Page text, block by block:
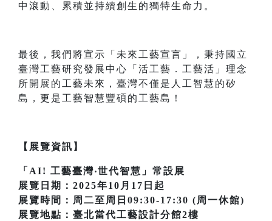
中滾動、累積並持續創生的獨特生命力。
最後，我們將宣示「未來工藝宣言」，秉持國立
臺灣工藝研究發展中心「活工藝．工藝活」理念
所開展的工藝未來，臺灣不僅是人工智慧的矽
島，更是工藝智慧豐碩的工藝島！
【展覽資訊】
「AI! 工藝臺灣‧世代智慧」常設展
展覽日期：2025年10月17日起
展覽時間：周二至周日09:30-17:30 (周一休館)
展覽地點：臺北當代工藝設計分館2樓